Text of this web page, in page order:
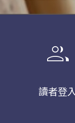
group
讀者登